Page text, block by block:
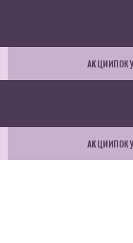
АКЦИИ
АКЦИИ